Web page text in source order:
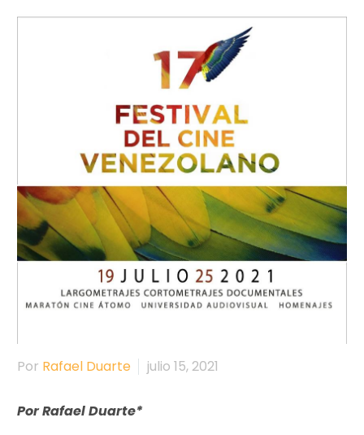
Por Rafael Duarte julio 15, 2021
Por Rafael Duarte*